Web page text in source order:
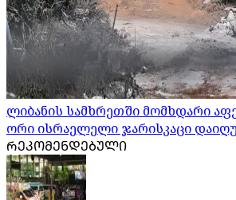
ლიბანის სამხრეთში მომხდარი
ორი ისრაელელი ჯარისკაცი
ᲠᲔᲙᲝᲛᲔᲜᲓᲔᲑᲣᲚᲘ